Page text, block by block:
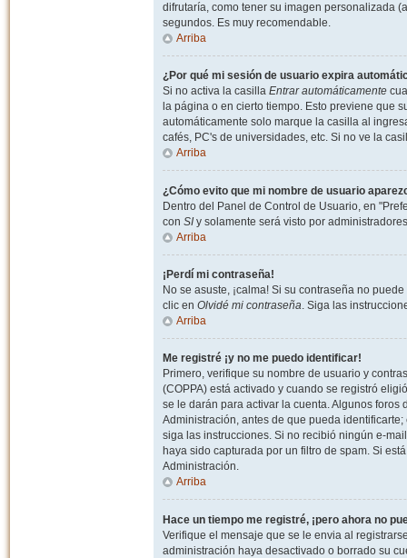
difrutaría, como tener su imagen personalizada
segundos. Es muy recomendable.
Arriba
¿Por qué mi sesión de usuario expira
Si no activa la casilla Entrar automáticamente
la página o en cierto tiempo. Esto previene que
automáticamente solo marque la casilla al
cafés, PC's de universidades, etc. Si no ve la
Arriba
¿Cómo evito que mi nombre de usuario
Dentro del Panel de Control de Usuario, en
con SIy solamente será visto por
Arriba
¡Perdí mi contraseña!
No se asuste, ¡calma! Si su contraseña no
clic en Olvidé mi contraseña. Siga las
Arriba
Me registré ¡y no me puedo identificar!
Primero, verifique su nombre de usuario y
(COPPA) está activado y cuando se registró
se le darán para activar la cuenta. Algunos
Administración, antes de que pueda
siga las instrucciones. Si no recibió ningún e-
haya sido capturada por un filtro de spam. Si
Administración.
Arriba
Hace un tiempo me registré, ¡pero ahora no
Verifique el mensaje que se le envia al
administración haya desactivado o borrado su